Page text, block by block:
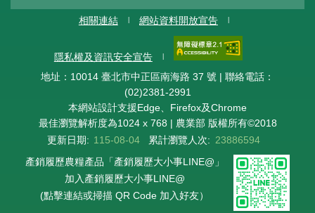
相關連結 網站資料開放宣告
隱私權及資訊安全宣告
地址：10014 臺北市中正區南海路 37 號 | 聯絡電話：
(02)2381-2991
本網站設計支援Edge、Firefox及Chrome
最佳瀏覽解析度為1024 x 768 | 農業部 版權所有©2018
更新日期: 115-08-04 累計瀏覽人次: 23886594
產銷履歷農糧產品「產銷履歷大小事LINE@」
加入產銷履歷大小事LINE@
(點擊連結或掃描 QR Code 加入好友）